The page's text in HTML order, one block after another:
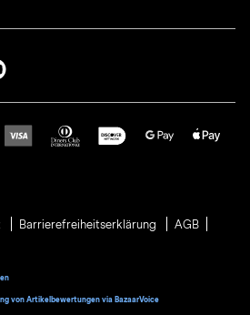
Barrierefreiheitserklärung
AGB
von Artikelbewertungen via BazaarVoice